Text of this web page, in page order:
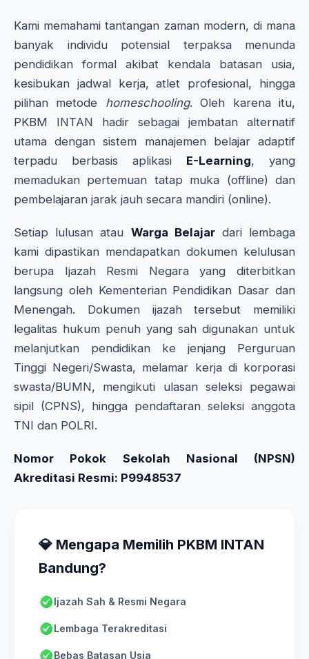
Kami memahami tantangan zaman modern, di mana
banyak individu potensial terpaksa menunda
pendidikan formal akibat kendala batasan usia,
kesibukan jadwal kerja, atlet profesional, hingga
pilihan metode homeschooling. Oleh karena itu,
PKBM INTAN hadir sebagai jembatan alternatif
utama dengan sistem manajemen belajar adaptif
terpadu berbasis aplikasi E-Learning, yang
memadukan pertemuan tatap muka (offline) dan
pembelajaran jarak jauh secara mandiri (online).
Setiap lulusan atau Warga Belajardari lembaga
kami dipastikan mendapatkan dokumen kelulusan
berupa Ijazah Resmi Negara yang diterbitkan
langsung oleh Kementerian Pendidikan Dasar dan
Menengah. Dokumen ijazah tersebut memiliki
legalitas hukum penuh yang sah digunakan untuk
melanjutkan pendidikan ke jenjang Perguruan
Tinggi Negeri/Swasta, melamar kerja di korporasi
swasta/BUMN, mengikuti ulasan seleksi pegawai
sipil (CPNS), hingga pendaftaran seleksi anggota
TNI dan POLRI.
Nomor Pokok Sekolah Nasional (NPSN)
Akreditasi Resmi: P9948537
💎 Mengapa Memilih PKBM INTAN
Bandung?
Ijazah Sah & Resmi Negara
Lembaga Terakreditasi
Bebas Batasan Usia